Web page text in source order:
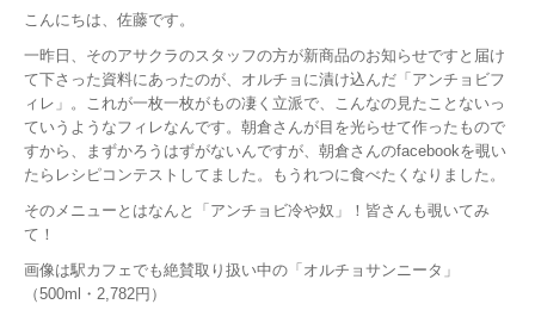
こんにちは、佐藤です。
一昨日、そのアサクラのスタッフの方が新商品のお知らせですと届け
て下さった資料にあったのが、オルチョに漬け込んだ「アンチョビフ
ィレ」。これが一枚一枚がもの凄く立派で、こんなの見たことないっ
ていうようなフィレなんです。朝倉さんが目を光らせて作ったもので
すから、まずかろうはずがないんですが、朝倉さんのfacebookを覗い
たらレシピコンテストしてました。もうれつに食べたくなりました。
そのメニューとはなんと「アンチョビ冷や奴」！皆さんも覗いてみ
て！
画像は駅カフェでも絶賛取り扱い中の「オルチョサンニータ」
（500ml・2,782円）